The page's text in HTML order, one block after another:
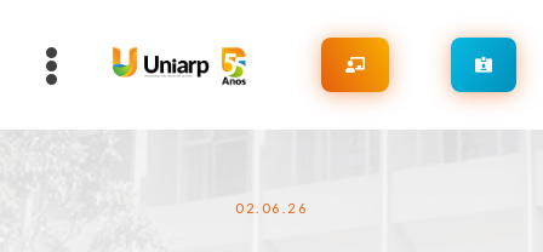
02.06.26